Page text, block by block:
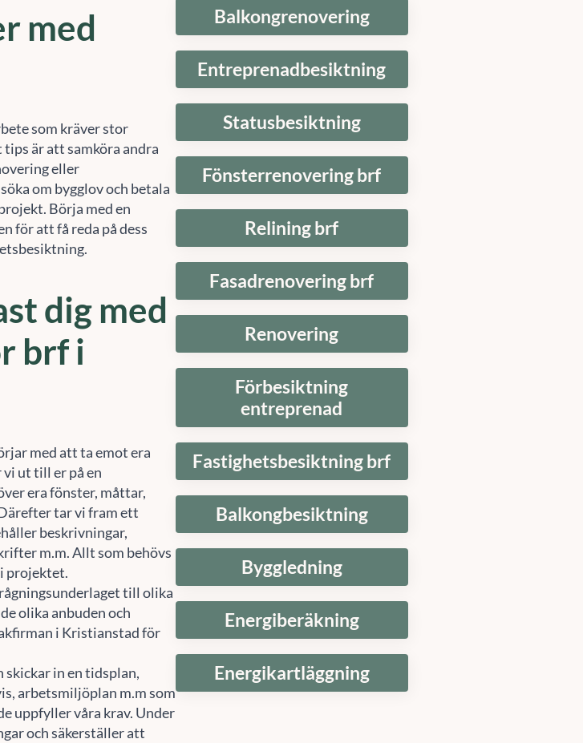
vi teknik som cookies för att lagra och/eller komma åt
dessa tekniker kan vi behandla data som
webbplats. Om du inte samtycker eller om du
vissa funktioner negativt.
med
som kräver stor
är att samköra andra
eller
om bygglov och betala
Börja med en
för att få reda på dess
dig med
brf i
med att ta emot era
ut till er på en
era fönster, måttar,
tar vi fram ett
beskrivningar,
m.m. Allt som behövs
projektet.
till olika
olika anbuden och
i Kristianstad för
skickar in en tidsplan,
arbetsmiljöplan m.m som
uppfyller våra krav. Under
och säkerställer att
Balkongrenovering
Entreprenadbesiktning
Statusbesiktning
Fönsterrenovering brf
Relining brf
Fasadrenovering brf
Renovering
Förbesiktning
entreprenad
Fastighetsbesiktning brf
Balkongbesiktning
Byggledning
Energiberäkning
Energikartläggning